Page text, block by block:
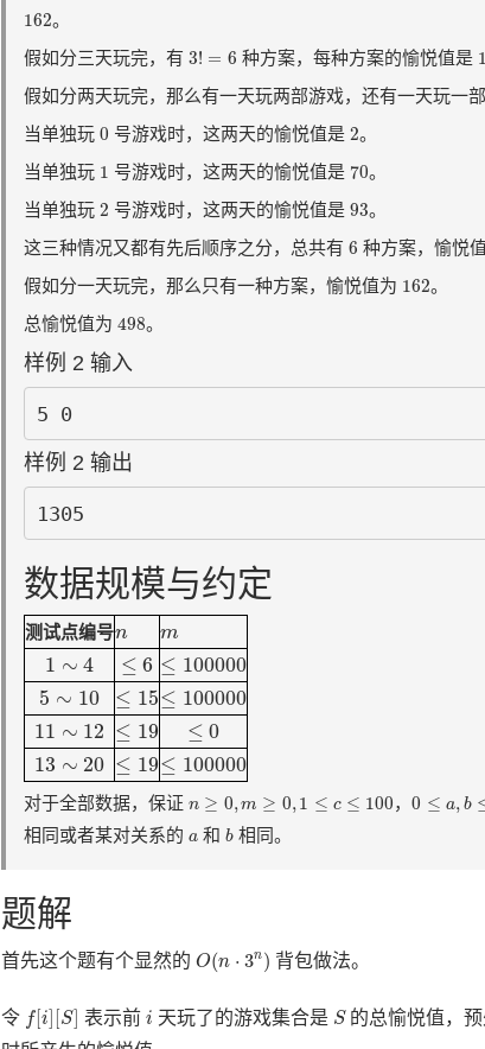
162
162。
假如分三天玩完，有 3! = 6
3! 种方案，每种方案的愉悦值是 1
1
假如分两天玩完，那么有一天玩两部游戏，还有一天玩一部
当单独玩 0
0 号游戏时，这两天的愉悦值是 2
2。
当单独玩 1
1 号游戏时，这两天的愉悦值是 70
70。
当单独玩 2
2 号游戏时，这两天的愉悦值是 93
93。
这三种情况又都有先后顺序之分，总共有 6
6 种方案，愉悦
假如分一天玩完，那么只有一种方案，愉悦值为 162
162。
总愉悦值为 498
498。
样例 2 输入
样例 2 输出
数据规模与约定
测试点编号n
n m
m
1 ∼ 4
1∼4 ≤ 6
≤6 ≤ 100000
≤100000
5 ∼ 10
5∼10 ≤ 15
≤15 ≤ 100000
≤100000
11 ∼ 12
11∼12 ≤ 19
≤19 ≤ 0
≤0
13 ∼ 20
13∼20 ≤ 19
≤19 ≤ 100000
≤100000
对于全部数据，保证 n ≥ 0,m ≥ 0,1 ≤ c ≤ 100
≥0 m 1≤ c≤ 100 ，0 ≤ a, b
0 a, n −
相同或者某对关系的 a
a 和 b
b 相同。
题解
首先这个题有个显然的 O(n ⋅ 3n)
O(n n) 背包做法。
令 f[i] [S]
[i][ S] 表示前 i
i 天玩了的游戏集合是 S
S的总愉悦值，